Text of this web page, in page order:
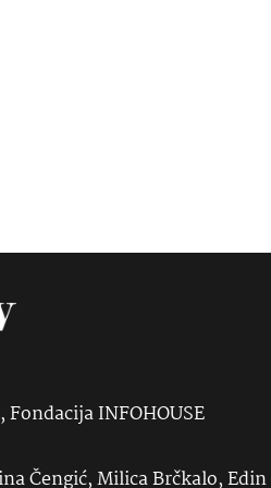
INFOHOUSE
Čengić, Milica Brčkalo,